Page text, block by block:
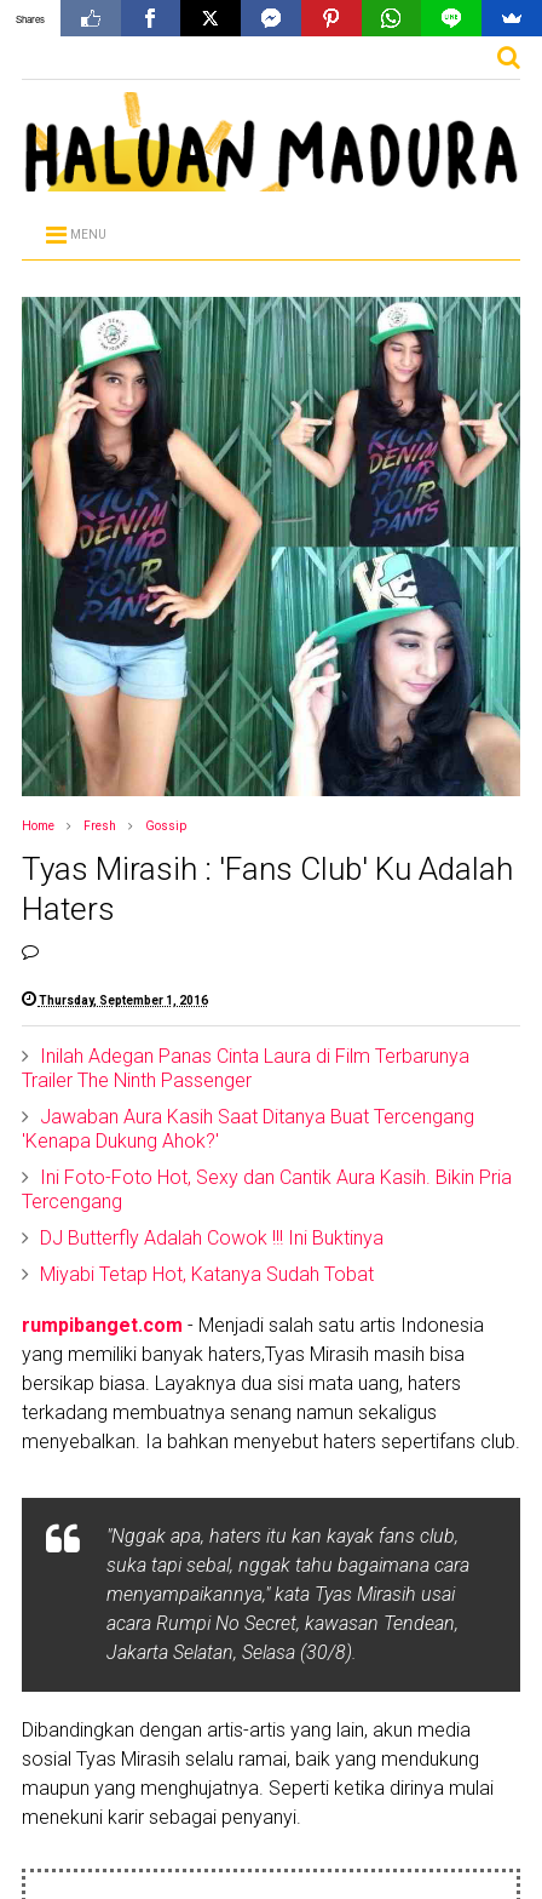
MENU
Home Fresh Gossip
Tyas Mirasih : 'Fans Club' Ku Adalah
Haters
Thursday, September 1, 2016
Inilah Adegan Panas Cinta Laura di Film Terbarunya
Trailer The Ninth Passenger
Jawaban Aura Kasih Saat Ditanya Buat Tercengang
'Kenapa Dukung Ahok?'
Ini Foto-Foto Hot, Sexy dan Cantik Aura Kasih. Bikin Pria
Tercengang
DJ Butterfly Adalah Cowok !!! Ini Buktinya
Miyabi Tetap Hot, Katanya Sudah Tobat
rumpibanget.com - Menjadi salah satu artis Indonesia
yang memiliki banyak haters,Tyas Mirasih masih bisa
bersikap biasa. Layaknya dua sisi mata uang, haters
terkadang membuatnya senang namun sekaligus
menyebalkan. Ia bahkan menyebut haters sepertifans club.
"Nggak apa, haters itu kan kayak fans club,
suka tapi sebal, nggak tahu bagaimana cara
menyampaikannya," kata Tyas Mirasih usai
acara Rumpi No Secret, kawasan Tendean,
Jakarta Selatan, Selasa (30/8).
Dibandingkan dengan artis-artis yang lain, akun media
sosial Tyas Mirasih selalu ramai, baik yang mendukung
maupun yang menghujatnya. Seperti ketika dirinya mulai
menekuni karir sebagai penyanyi.
Shares